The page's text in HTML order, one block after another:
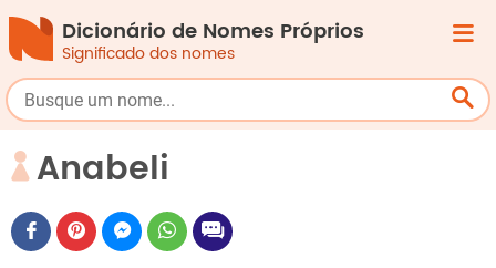
Dicionário de Nomes Próprios
Significado dos nomes
Anabeli